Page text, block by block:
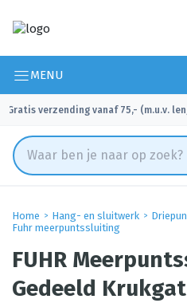
MENU
Gratis verzending vanaf 75,- (m.u.v.
Home Hang- en sluitwerk
Fuhr meerpuntssluiting
FUHR
Gedeeld